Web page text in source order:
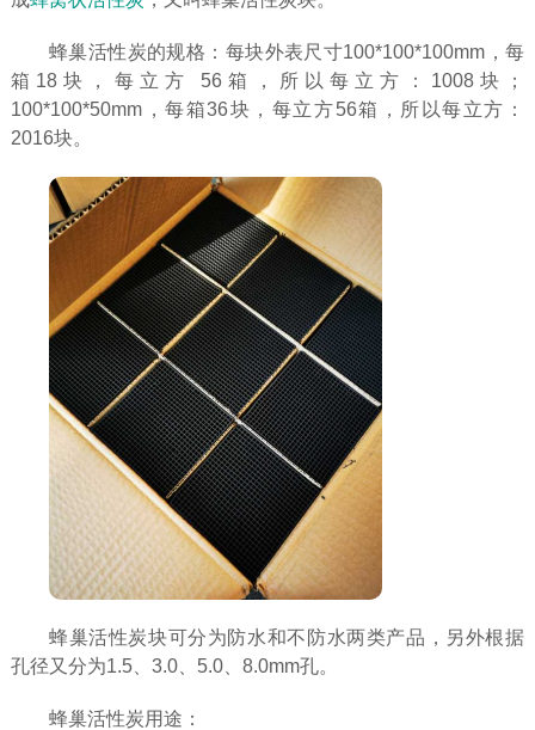
蜂巢活性炭的规格：每块外表尺寸100*100*100mm，每
箱18块，每立方 56箱，所以每立方：1008块；
100*100*50mm，每箱36块，每立方56箱，所以每立方：
2016块。
蜂巢活性炭块可分为防水和不防水两类产品，另外根据
孔径又分为1.5、3.0、5.0、8.0mm孔。
蜂巢活性炭用途：